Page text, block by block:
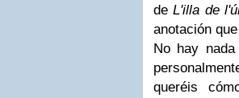
de L'illa de
anotación
No hay
queréis